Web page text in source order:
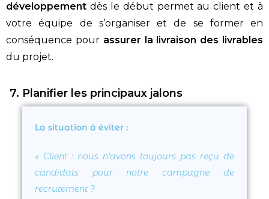
développement dès le début permet au client et à
votre équipe de s’organiser et de se former en
conséquence pour assurer la livraison des livrables
du projet.
7. Planifier les principaux jalons
La situation à éviter :
« Client : nous n’avons toujours pas reçu de
candidats pour notre campagne de
recrutement ?